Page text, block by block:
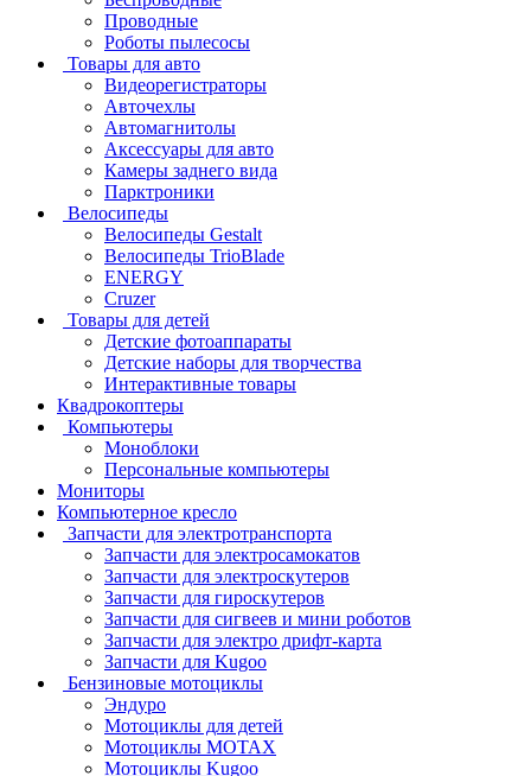
Проводные
Роботы пылесосы
Товары для авто
Видеорегистраторы
Авточехлы
Автомагнитолы
Аксессуары для авто
Камеры заднего вида
Парктроники
Велосипеды
Велосипеды Gestalt
Велосипеды TrioBlade
ENERGY
Cruzer
Товары для детей
Детские фотоаппараты
Детские наборы для творчества
Интерактивные товары
Квадрокоптеры
Компьютеры
Моноблоки
Персональные компьютеры
Мониторы
Компьютерное кресло
Запчасти для электротранспорта
Запчасти для электросамокатов
Запчасти для электроскутеров
Запчасти для гироскутеров
Запчасти для сигвеев и мини роботов
Запчасти для электро дрифт-карта
Запчасти для Kugoo
Бензиновые мотоциклы
Эндуро
Мотоциклы для детей
Мотоциклы MOTAX
Мотоциклы Kugoo